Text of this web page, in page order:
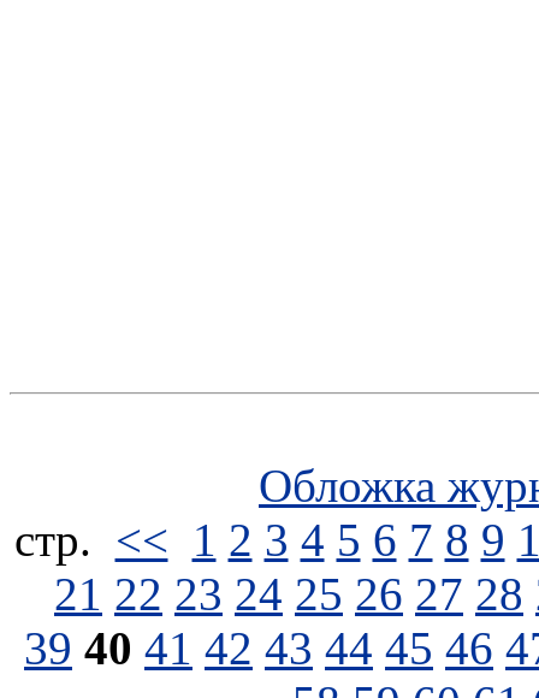
Обложка
стp. << 1 2 3 4 5 6 7 8 9
21 22 23 24 25 26 27 28
39 40 41 42 43 44 45 46